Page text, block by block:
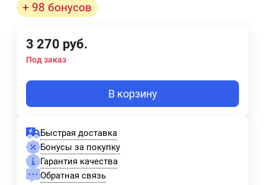
+ 98 бонусов
3 270 руб.
Под заказ
В корзину
Быстрая доставка
Бонусы за покупку
Гарантия качества
Обратная связь